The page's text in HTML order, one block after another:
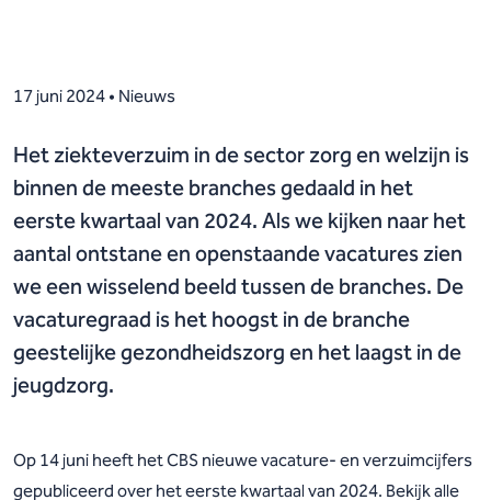
17 juni 2024 • Nieuws
Het ziekteverzuim in de sector zorg en welzijn is
binnen de meeste branches gedaald in het
eerste kwartaal van 2024. Als we kijken naar het
aantal ontstane en openstaande vacatures zien
we een wisselend beeld tussen de branches. De
vacaturegraad is het hoogst in de branche
geestelijke gezondheidszorg en het laagst in de
jeugdzorg.
Op 14 juni heeft het CBS nieuwe vacature- en verzuimcijfers
gepubliceerd over het eerste kwartaal van 2024. Bekijk alle